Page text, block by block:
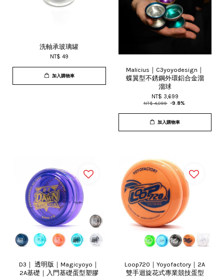
洗軸承玻璃罐
NT$ 49
加入購物車
Malicius｜C3yoyodesign｜
蝶翼型不銹鋼外環鋁合金溜
溜球
NT$ 3,699
NT$ 4,099 -9.8%
加入購物車
D3｜ 透明版｜Magicyoyo｜
2A基礎｜入門基礎蛋型塑膠
Loop720｜Yoyofactory｜2A
雙手迴旋花式專業競技蛋型